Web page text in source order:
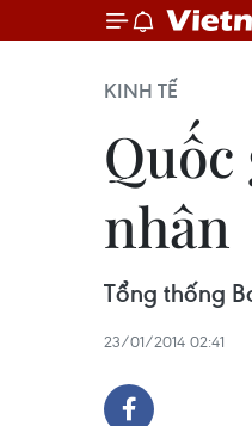
KINH TẾ
nhân
Tổng thống
23/01/2014 02:41